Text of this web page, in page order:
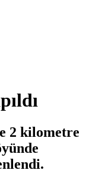
2 kilometre